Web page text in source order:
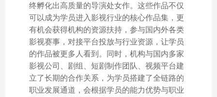
终孵化出高质量的导演处女作。这些作品不仅
可以成为学员进入影视行业的核心作品集，更
有机会获得机构的资源扶持，参与国内外各类
影视赛事，对接平台投放与行业资源，让学员
的作品被更多人看到。同时，机构与国内多家
影视公司、剧组、短剧制作团队、视频平台建
立了长期的合作关系，为学员搭建了全链路的
职业发展通道，会根据学员的能力优势与职业